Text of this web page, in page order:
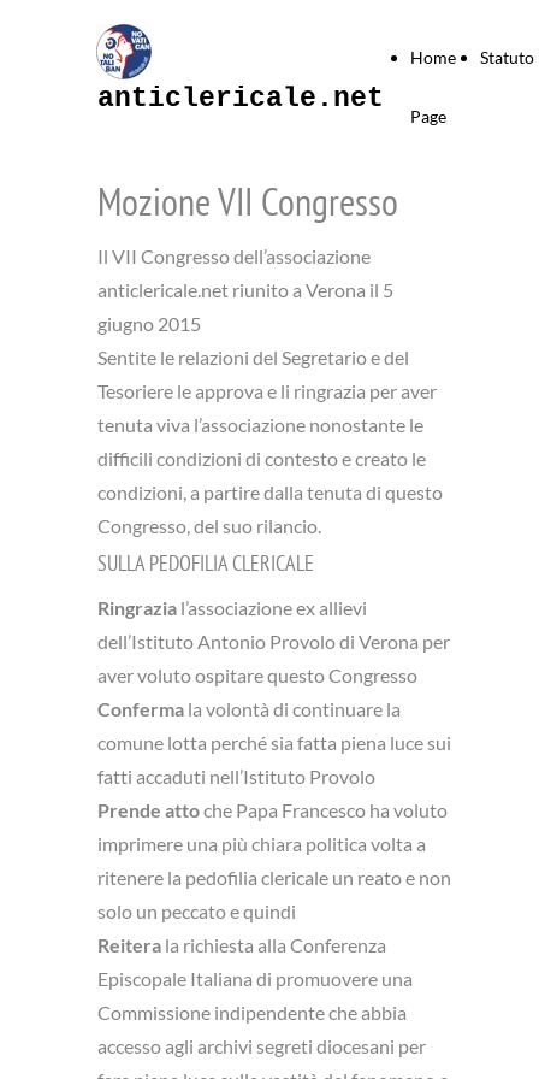
Home
Page
Statuto
anticlericale.net
Mozione VII Congresso
Il VII Congresso dell’associazione
anticlericale.net riunito a Verona il 5
giugno 2015
Sentite le relazioni del Segretario e del
Tesoriere le approva e li ringrazia per aver
tenuta viva l’associazione nonostante le
difficili condizioni di contesto e creato le
condizioni, a partire dalla tenuta di questo
Congresso, del suo rilancio.
SULLA PEDOFILIA CLERICALE
Ringrazia l’associazione ex allievi
dell’Istituto Antonio Provolo di Verona per
aver voluto ospitare questo Congresso
Conferma la volontà di continuare la
comune lotta perché sia fatta piena luce sui
fatti accaduti nell’Istituto Provolo
Prende attoche Papa Francesco ha voluto
imprimere una più chiara politica volta a
ritenere la pedofilia clericale un reato e non
solo un peccato e quindi
Reitera la richiesta alla Conferenza
Episcopale Italiana di promuovere una
Commissione indipendente che abbia
accesso agli archivi segreti diocesani per